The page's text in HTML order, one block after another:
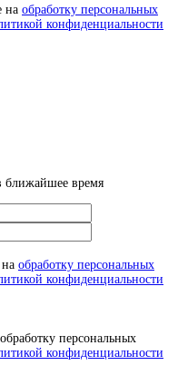
на обработку персональных
конфиденциальности
ближайшее время
на обработку персональных
конфиденциальности
персональных
конфиденциальности